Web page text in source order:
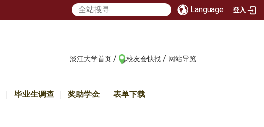
Language 登入
淡江大学首页 / 校友会快找 / 网站导览
毕业生调查 奖助学金 表单下载